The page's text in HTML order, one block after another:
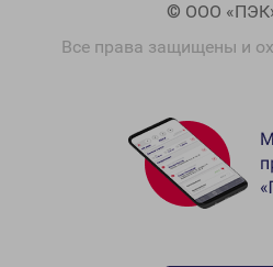
© ООО
Все права защищены и